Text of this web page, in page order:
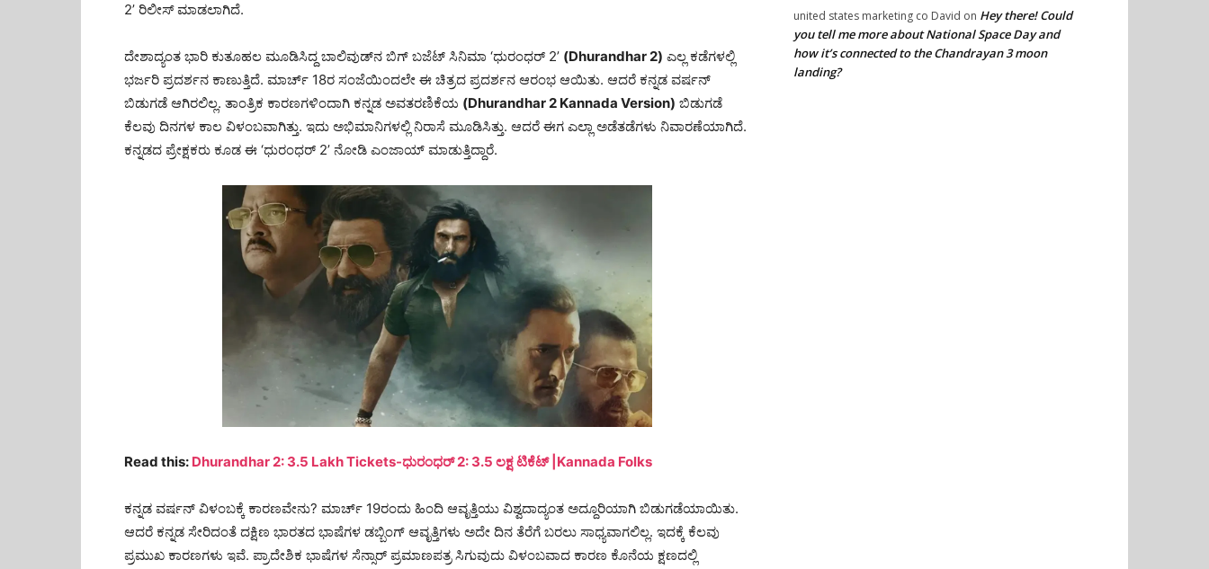
2’ ರಿಲೀಸ್ ಮಾಡಲಾಗಿದೆ.
ದೇಶಾದ್ಯಂತ ಭಾರಿ ಕುತೂಹಲ ಮೂಡಿಸಿದ್ದ ಬಾಲಿವುಡ್‌ನ ಬಿಗ್ ಬಜೆಟ್ ಸಿನಿಮಾ ‘ಧುರಂಧರ್ 2’ (Dhurandhar 2) ಎಲ್ಲ ಕಡೆಗಳಲ್ಲಿ
ಭರ್ಜರಿ ಪ್ರದರ್ಶನ ಕಾಣುತ್ತಿದೆ. ಮಾರ್ಚ್ 18ರ ಸಂಜೆಯಿಂದಲೇ ಈ ಚಿತ್ರದ ಪ್ರದರ್ಶನ ಆರಂಭ ಆಯಿತು. ಆದರೆ ಕನ್ನಡ ವರ್ಷನ್
ಬಿಡುಗಡೆ ಆಗಿರಲಿಲ್ಲ. ತಾಂತ್ರಿಕ ಕಾರಣಗಳಿಂದಾಗಿ ಕನ್ನಡ ಅವತರಣಿಕೆಯ (Dhurandhar 2 Kannada Version) ಬಿಡುಗಡೆ
ಕೆಲವು ದಿನಗಳ ಕಾಲ ವಿಳಂಬವಾಗಿತ್ತು. ಇದು ಅಭಿಮಾನಿಗಳಲ್ಲಿ ನಿರಾಸೆ ಮೂಡಿಸಿತ್ತು. ಆದರೆ ಈಗ ಎಲ್ಲಾ ಅಡೆತಡೆಗಳು ನಿವಾರಣೆಯಾಗಿದೆ.
ಕನ್ನಡದ ಪ್ರೇಕ್ಷಕರು ಕೂಡ ಈ ‘ಧುರಂಧರ್ 2’ ನೋಡಿ ಎಂಜಾಯ್ ಮಾಡುತ್ತಿದ್ದಾರೆ.
Read this: Dhurandhar 2: 3.5 Lakh Tickets-ಧುರಂಧರ್ 2: 3.5 ಲಕ್ಷ ಟಿಕೆಟ್ |Kannada Folks
ಕನ್ನಡ ವರ್ಷನ್ ವಿಳಂಬಕ್ಕೆ ಕಾರಣವೇನು? ಮಾರ್ಚ್ 19ರಂದು ಹಿಂದಿ ಆವೃತ್ತಿಯು ವಿಶ್ವದಾದ್ಯಂತ ಅದ್ದೂರಿಯಾಗಿ ಬಿಡುಗಡೆಯಾಯಿತು.
ಆದರೆ ಕನ್ನಡ ಸೇರಿದಂತೆ ದಕ್ಷಿಣ ಭಾರತದ ಭಾಷೆಗಳ ಡಬ್ಬಿಂಗ್ ಆವೃತ್ತಿಗಳು ಅದೇ ದಿನ ತೆರೆಗೆ ಬರಲು ಸಾಧ್ಯವಾಗಲಿಲ್ಲ. ಇದಕ್ಕೆ ಕೆಲವು
ಪ್ರಮುಖ ಕಾರಣಗಳು ಇವೆ. ಪ್ರಾದೇಶಿಕ ಭಾಷೆಗಳ ಸೆನ್ಸಾರ್ ಪ್ರಮಾಣಪತ್ರ ಸಿಗುವುದು ವಿಳಂಬವಾದ ಕಾರಣ ಕೊನೆಯ ಕ್ಷಣದಲ್ಲಿ
united states marketing co David on Hey there! Could
you tell me more about National Space Day and
how it’s connected to the Chandrayan 3 moon
landing?